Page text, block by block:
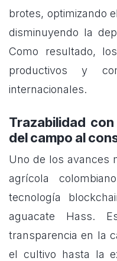
brotes, optimizando
disminuyendo la
Como resultado,
productivos y
internacionales.
Trazabilidad
del campo al
Uno de los avances
agrícola
tecnología
aguacate Hass.
transparencia en la
el cultivo hasta la